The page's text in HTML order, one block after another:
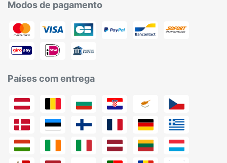
Modos de pagamento
Países com entrega